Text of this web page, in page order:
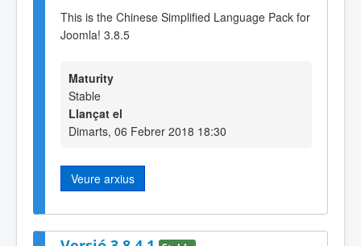
This is the Chinese Simplified Language Pack for
Joomla! 3.8.5
Maturity
Stable
Llançat el
Dimarts, 06 Febrer 2018 18:30
Veure arxius